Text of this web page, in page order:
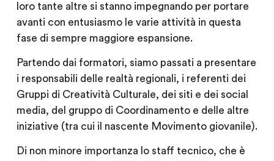
loro tante altre si stanno impegnando per portare
avanti con entusiasmo le varie attività in questa
fase di sempre maggiore espansione.
Partendo dai formatori, siamo passati a presentare
i responsabili delle realtà regionali, i referenti dei
Gruppi di Creatività Culturale, dei siti e dei social
media, del gruppo di Coordinamento e delle altre
iniziative (tra cui il nascente Movimento giovanile).
Di non minore importanza lo staff tecnico, che è